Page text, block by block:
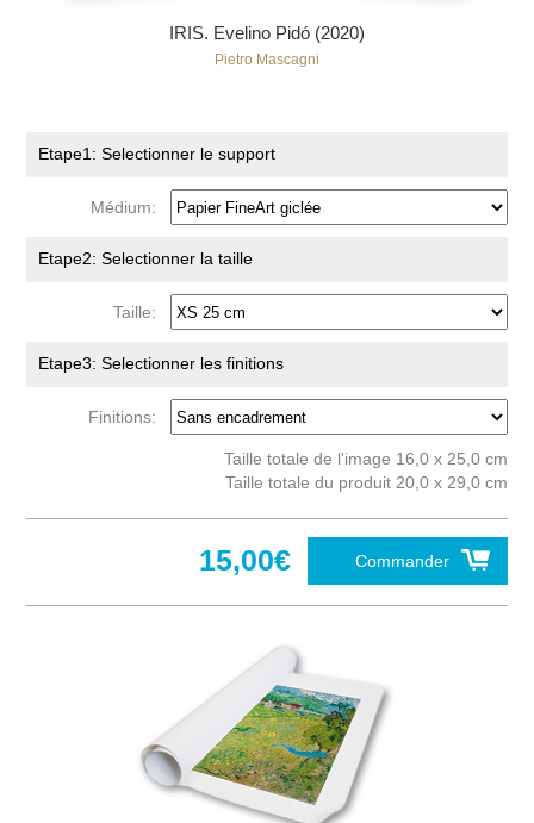
IRIS. Evelino Pidó (2020)
Pietro Mascagni
Etape1: Selectionner le support
Médium:
Etape2: Selectionner la taille
Taille:
Etape3: Selectionner les finitions
Finitions:
Taille totale de l'image 16,0 x 25,0 cm
Taille totale du produit 20,0 x 29,0 cm
Commander
15,00€